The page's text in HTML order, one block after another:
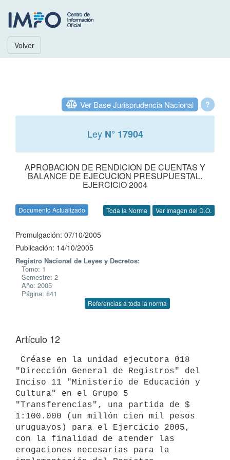
Volver
?
Ver Base Jurisprudencia Nacional
Ley N° 17904
APROBACION DE RENDICION DE CUENTAS Y
BALANCE DE EJECUCION PRESUPUESTAL.
EJERCICIO 2004
Documento Actualizado Toda la Norma Ver Imagen del D.O.
Promulgación: 07/10/2005
Publicación: 14/10/2005
Registro Nacional de Leyes y Decretos:
Tomo: 1
Semestre: 2
Año: 2005
Página: 841
Referencias a toda la norma
Artículo 12
"Dirección General de Registros" del
Inciso 11 "Ministerio de Educación y
Cultura" en el Grupo 5
"Transferencias", una partida de $
1:100.000 (un millón cien mil pesos
uruguayos) para el Ejercicio 2005,
con la finalidad de atender las
erogaciones necesarias para la